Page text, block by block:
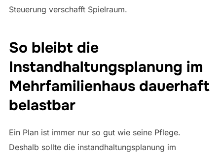
Steuerung verschafft Spielraum.
So bleibt die
Instandhaltungsplanung im
Mehrfamilienhaus dauerhaft
belastbar
Ein Plan ist immer nur so gut wie seine Pflege.
Deshalb sollte die instandhaltungsplanung im